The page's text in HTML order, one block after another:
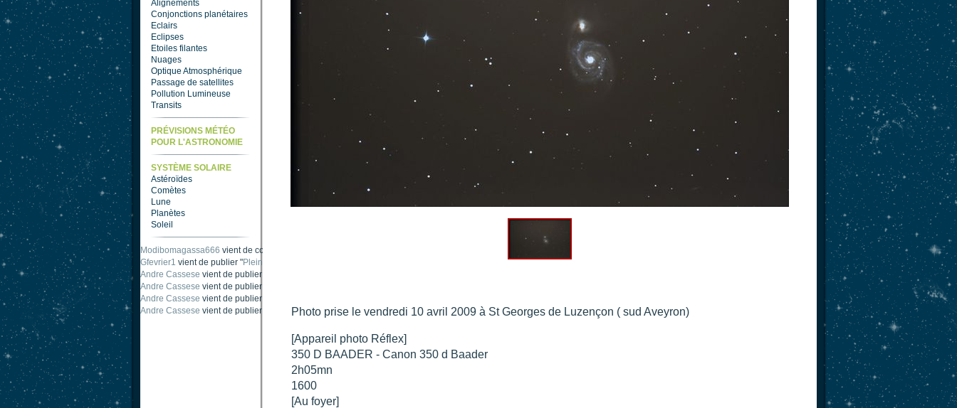
Alignements
Conjonctions planétaires
Eclairs
Eclipses
Etoiles filantes
Nuages
Optique Atmosphérique
Passage de satellites
Pollution Lumineuse
Transits
PRÉVISIONS MÉTÉO
POUR L'ASTRONOMIE
SYSTÈME SOLAIRE
Astéroïdes
Comètes
Lune
Planètes
Soleil
Modibomagassa666vient de commenter "
Gfevrier1vient de publier "Pleine Lune - 9 Aout 205
Andre Cassese vient de publier "
Andre Cassese vient de publier "
Andre Cassese vient de publier " taches solaires et zone active halpha 27 juin 2021 lunette 120 mm".
Photo prise le vendredi 10 avril 2009 à St Georges de Luzençon ( sud Aveyron)
[Appareil photo Réflex]
350 D BAADER - Canon 350 d Baader
2h05mn
1600
[Au foyer]